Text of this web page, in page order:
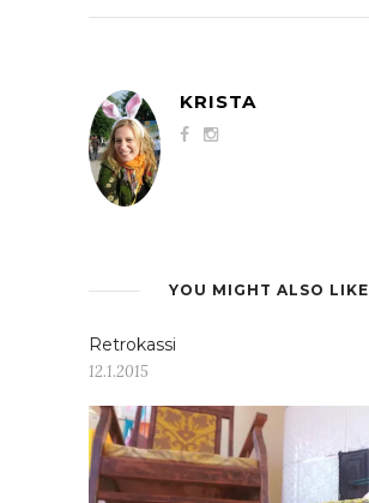
KRISTA
YOU MIGHT ALSO LIKE
Retrokassi
12.1.2015